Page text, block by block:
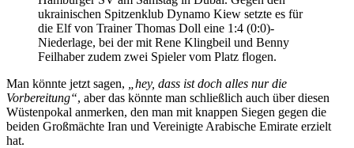
ukrainischen Spitzenklub Dynamo Kiew setzte es für
die Elf von Trainer Thomas Doll eine 1:4 (0:0)-
Niederlage, bei der mit Rene Klingbeil und Benny
Feilhaber zudem zwei Spieler vom Platz flogen.
Man könnte jetzt sagen,
„hey, dass ist doch alles nur die
Vorbereitung“, aber das könnte man schließlich auch über diesen
Wüstenpokal anmerken, den man mit knappen Siegen gegen die
beiden Großmächte Iran und Vereinigte Arabische Emirate erzielt
hat.